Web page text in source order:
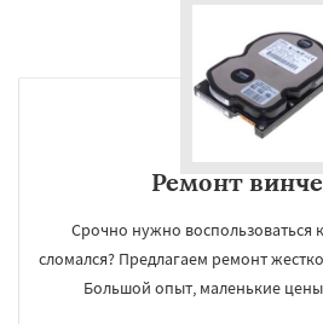
Ремонт
Срочно нужно воспользоваться
сломался? Предлагаем ремонт
Большой опыт, маленькие